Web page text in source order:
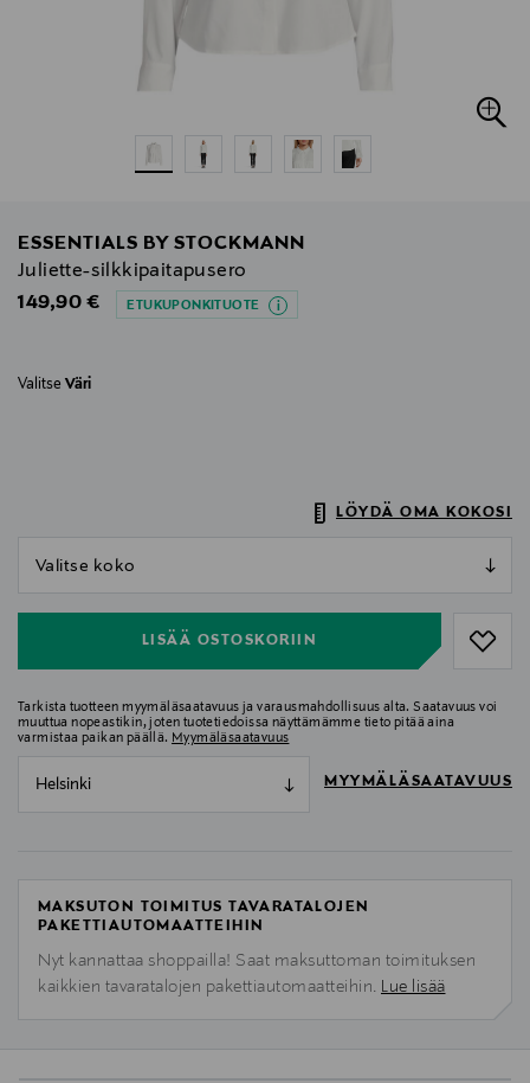
ESSENTIALS BY STOCKMANN
Juliette-silkkipaitapusero
Original Price
149,90 € ETUKUPONKITUOTE
Valitse Väri
LÖYDÄ OMA KOKOSI
LISÄÄ OSTOSKORIIN
Tarkista tuotteen myymäläsaatavuus ja varausmahdollisuus alta. Saatavuus voi
muuttua nopeastikin, joten tuotetiedoissa näyttämämme tieto pitää aina
varmistaa paikan päällä. Myymäläsaatavuus
Helsinki MYYMÄLÄSAATAVUUS
MAKSUTON TOIMITUS TAVARATALOJEN
PAKETTIAUTOMAATTEIHIN
Nyt kannattaa shoppailla! Saat maksuttoman toimituksen
kaikkien tavaratalojen pakettiautomaatteihin. Lue lisää